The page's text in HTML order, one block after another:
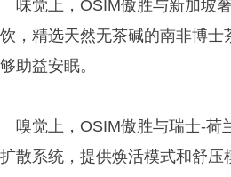
味觉上，OSIM傲胜与新加坡
，精选天然无茶碱的南非博
助益安眠。
嗅觉上，OSIM傲胜与瑞士-荷
散系统，提供焕活模式和舒